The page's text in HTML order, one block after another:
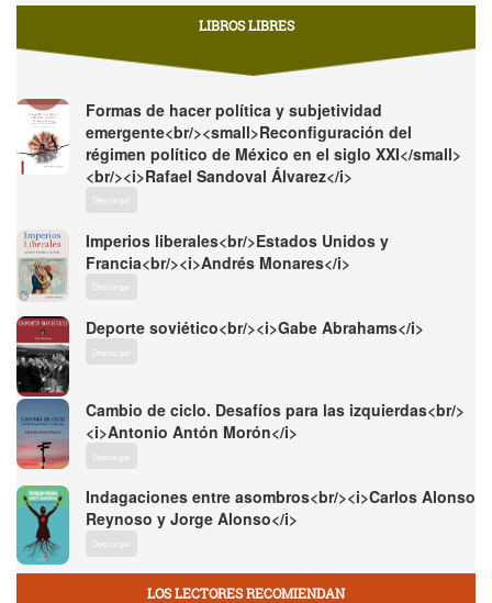
LIBROS LIBRES
Formas de hacer política y subjetividad
emergente<br/><small>Reconfiguración del
régimen político de México en el siglo XXI</small>
<br/><i>Rafael Sandoval Álvarez</i>
Descargar
Imperios liberales<br/>Estados Unidos y
Francia<br/><i>Andrés Monares</i>
Descargar
Deporte soviético<br/><i>Gabe Abrahams</i>
Descargar
Cambio de ciclo. Desafíos para las izquierdas<br/>
<i>Antonio Antón Morón</i>
Descargar
Indagaciones entre asombros<br/><i>Carlos Alonso
Reynoso y Jorge Alonso</i>
Descargar
LOS LECTORES RECOMIENDAN